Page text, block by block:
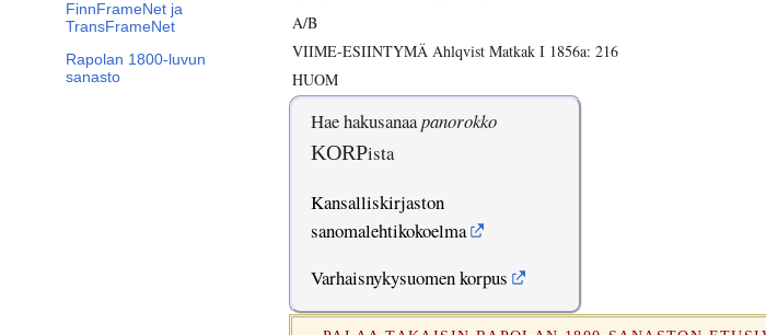
FinnFrameNet ja
TransFrameNet
Rapolan 1800-luvun
sanasto
A/B
VIIME-ESIINTYMÄ Ahlqvist Matkak I 1856a: 216
HUOM
Hae hakusanaapanorokko
KORPista
Kansalliskirjaston
sanomalehtikokoelma
Varhaisnykysuomen korpus